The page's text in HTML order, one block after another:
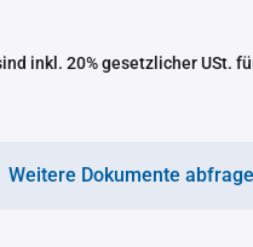
inkl. 20% gesetzlicher USt.
Weitere Dokumente